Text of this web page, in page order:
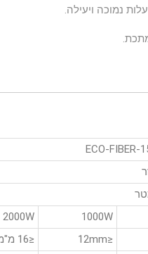
נמוכה ויעילה.
1000W
2000W
≤12mm ≤16 מ"מ